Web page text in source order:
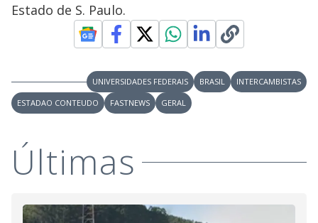
Estado de S. Paulo.
UNIVERSIDADES FEDERAIS BRASIL
INTERCAMBISTAS
ESTADAO CONTEUDO
FASTNEWS GERAL
Últimas